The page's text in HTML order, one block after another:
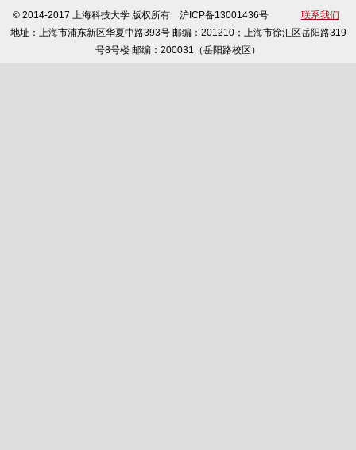
© 2014-2017 上海科技大学 版权所有 沪ICP备13001436号
联系我们
地址：上海市浦东新区华夏中路393号 邮编：201210；上海市徐汇区岳阳路319
号8号楼 邮编：200031（岳阳路校区）